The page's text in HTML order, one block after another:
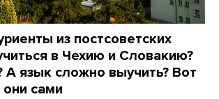
из постсоветских
в Чехию и Словакию?
А язык сложно выучить? Вот
они сами